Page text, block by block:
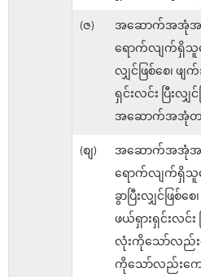
(ဇ)
အဆောက်အအုံအတွ
ရောက်လျက်ရှိသူမ
လျှင်ဖြစ်စေ၊ ဖ
ရှင်းလင်း ပြီး
အဆောက်အအုံတည်
(စျ)
အဆောက်အအုံအတွ
ရောက်လျက်ရှိသူ
ခွာပြီးလျှင်ဖြစ်
ဖယ်ရှားရှင်းလင်
လုံးကိုသော်လည်း
ကိုသော်လည်းကော